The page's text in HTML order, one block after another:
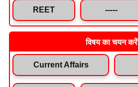
REET -----
विषय का चयन करें
Current Affairs